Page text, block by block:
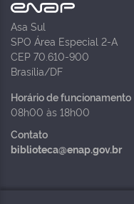
Asa Sul
SPO Área Especial 2-A
CEP 70.610-900
Brasília/DF
Horário de funcionamento
08h00 às 18h00
Contato
biblioteca@enap.gov.br